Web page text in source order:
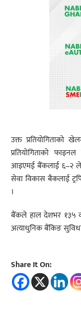
उक्त प्रतियोगिताको
प्रतियोगिताको
आइएमई बैंकलाई ६–२ ले
सेवा विकास बैकलाई
।
बैंकले हाल देशभर १३५
अत्याधुनिक बैंकिङ
Share It On: